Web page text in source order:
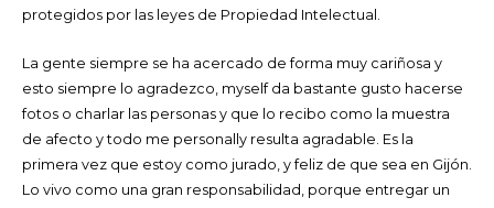
protegidos por las leyes de Propiedad Intelectual.
La gente siempre se ha acercado de forma muy cariñosa y
esto siempre lo agradezco, myself da bastante gusto hacerse
fotos o charlar las personas y que lo recibo como la muestra
de afecto y todo me personally resulta agradable. Es la
primera vez que estoy como jurado, y feliz de que sea en Gijón.
Lo vivo como una gran responsabilidad, porque entregar un